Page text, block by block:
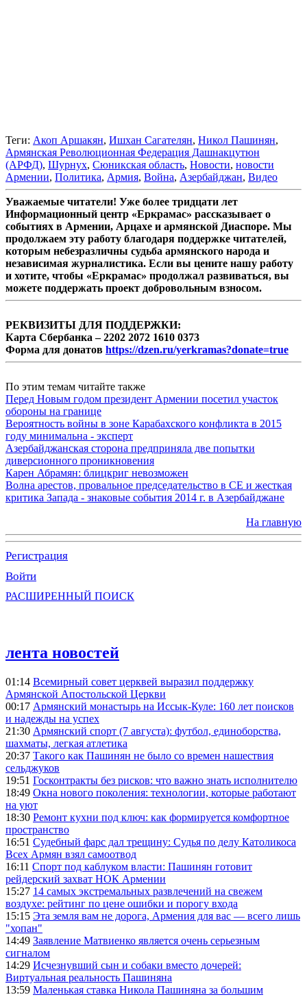
Теги: Акоп Аршакян, Ишхан Сагателян, Никол Пашинян,
Армянская Революционная Федерация Дашнакцутюн
(АРФД), Шурнух, Сюникская область, Новости, новости
Армении, Политика, Армия, Война, Азербайджан, Видео
Уважаемые читатели! Уже более тридцати лет
Информационный центр «Еркрамас» рассказывает о
событиях в Армении, Арцахе и армянской Диаспоре. Мы
продолжаем эту работу благодаря поддержке читателей,
которым небезразличны судьба армянского народа и
независимая журналистика. Если вы цените нашу работу
и хотите, чтобы «Еркрамас» продолжал развиваться, вы
можете поддержать проект добровольным взносом.
РЕКВИЗИТЫ ДЛЯ ПОДДЕРЖКИ:
Карта Сбербанка – 2202 2072 1610 0373
Форма для донатов https://dzen.ru/yerkramas?donate=true
По этим темам читайте также
Перед Новым годом президент Армении посетил участок
обороны на границе
Вероятность войны в зоне Карабахского конфликта в 2015
году минимальна - эксперт
Азербайджанская сторона предприняла две попытки
диверсионного проникновения
Карен Абрамян: блицкриг невозможен
Волна арестов, провальное председательство в СЕ и жесткая
критика Запада - знаковые события 2014 г. в Азербайджане
На главную
Регистрация
Войти
РАСШИРЕННЫЙ ПОИСК
лента новостей
01:14 Всемирный совет церквей выразил поддержку
Армянской Апостольской Церкви
00:17 Армянский монастырь на Иссык-Куле: 160 лет поисков
и надежды на успех
21:30 Армянский спорт (7 августа): футбол, единоборства,
шахматы, легкая атлетика
20:37 Такого как Пашинян не было со времен нашествия
сельджуков
19:51 Госконтракты без рисков: что важно знать исполнителю
18:49 Окна нового поколения: технологии, которые работают
на уют
18:30 Ремонт кухни под ключ: как формируется комфортное
пространство
16:51 Судебный фарс дал трещину: Судья по делу Католикоса
Всех Армян взял самоотвод
16:11 Спорт под каблуком власти: Пашинян готовит
рейдерский захват НОК Армении
15:27 14 самых экстремальных развлечений на свежем
воздухе: рейтинг по цене ошибки и порогу входа
15:15 Эта земля вам не дорога, Армения для вас — всего лишь
"хопан"
14:49 Заявление Матвиенко является очень серьезным
сигналом
14:29 Исчезнувший сын и собаки вместо дочерей:
Виртуальная реальность Пашиняна
13:59 Маленькая ставка Никола Пашиняна за большим